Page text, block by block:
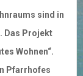
sind in
Das Projekt
Wohnen“.
Pfarrhofes